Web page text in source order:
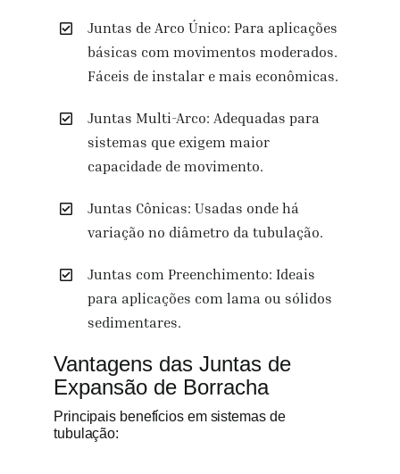
Juntas de Arco Único: Para aplicações
básicas com movimentos moderados.
Fáceis de instalar e mais econômicas.
Juntas Multi-Arco: Adequadas para
sistemas que exigem maior
capacidade de movimento.
Juntas Cônicas: Usadas onde há
variação no diâmetro da tubulação.
Juntas com Preenchimento: Ideais
para aplicações com lama ou sólidos
sedimentares.
Vantagens das Juntas de
Expansão de Borracha
Principais benefícios em sistemas de
tubulação: